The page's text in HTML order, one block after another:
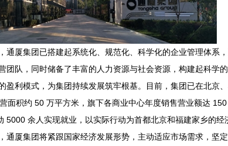
通厦集团已搭建起系统化、规范化、科学化的企业管理体系
团队，同时储备了丰富的人力资源与社会资源，构建起科学
盈利模式，为集团持续发展筑牢根基。目前，集团已在北京
面积约 50 万平方米，旗下各商业中心年度销售营业额达 150
5000 余人实现就业，以实际行动为首都北京和福建家乡的经
通厦集团将紧跟国家经济发展形势，主动适应市场需求，坚